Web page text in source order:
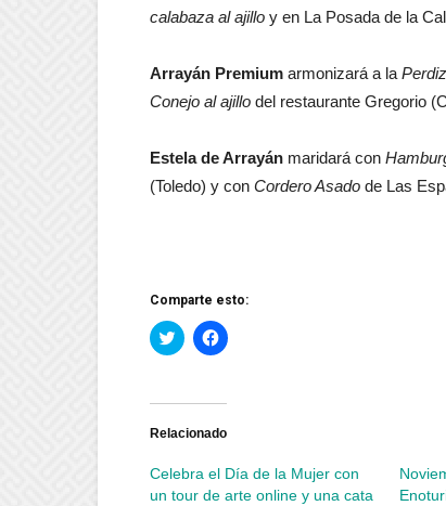
calabaza al ajillo y en La Posada de la
Arrayán Premium armonizará a la
Conejo al ajillo del restaurante Gregorio
Estela de Arrayán maridará con
(Toledo) y con Cordero Asado de Las
Comparte esto:
Haz
clic
Twitter
abre
ventana
nueva)
Haz
clic
Facebook
abre
ventana
nueva)
Relacionado
Celebra el Día de la Mujer con
un tour de arte online y una cata